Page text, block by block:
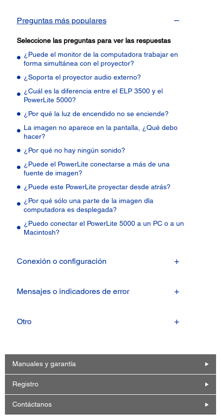
Preguntas más populares
Seleccione las preguntas para ver las respuestas
¿Puede el monitor de la computadora trabajar en
forma simultánea con el proyector?
¿Soporta el proyector audio externo?
¿Cuál es la diferencia entre el ELP 3500 y el
PowerLite 5000?
¿Por qué la luz de encendido no se enciende?
La imagen no aparece en la pantalla, ¿Qué debo
hacer?
¿Por qué no hay ningún sonido?
¿Puede el PowerLite conectarse a más de una
fuente de imagen?
¿Puede este PowerLite proyectar desde atrás?
¿Por qué sólo una parte de la imagen dla
computadora es desplegada?
¿Puedo conectar el PowerLite 5000 a un PC o a un
Macintosh?
Conexión o configuración
Mensajes o indicadores de error
Otro
Manuales y garantía
Registro
Contáctanos